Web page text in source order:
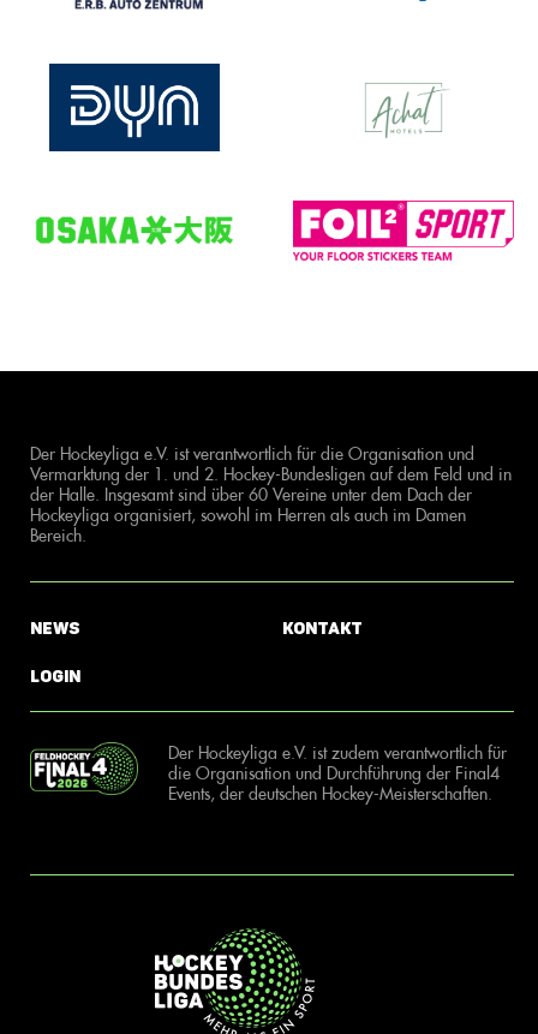
Der Hockeyliga e.V. ist verantwortlich für die Organisation und
Vermarktung der 1. und 2. Hockey-Bundesligen auf dem Feld und in
der Halle. Insgesamt sind über 60 Vereine unter dem Dach der
Hockeyliga organisiert, sowohl im Herren als auch im Damen
Bereich.
News
Login
Kontakt
Der Hockeyliga e.V. ist zudem verantwortlich für
die Organisation und Durchführung der Final4
Events, der deutschen Hockey-Meisterschaften.